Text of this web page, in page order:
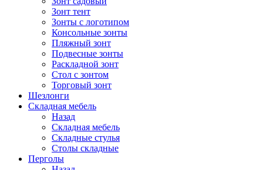
Зонт тент
Зонты с логотипом
Консольные зонты
Пляжный зонт
Подвесные зонты
Раскладной зонт
Стол с зонтом
Торговый зонт
Шезлонги
Складная мебель
Назад
Складная мебель
Складные стулья
Столы складные
Перголы